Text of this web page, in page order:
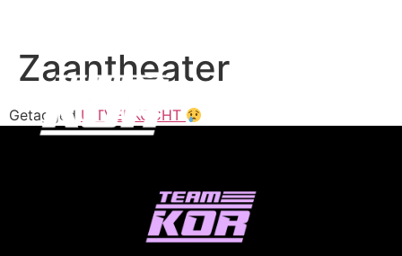
Zaantheater
Getagged UITVERKOCHT